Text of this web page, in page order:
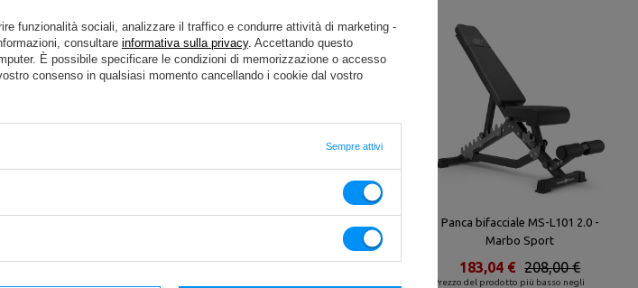
149,00 €
126,65 €
MH-L116 - Marbo Sport
119,89 €
101,91 €
Panca bifacciale MS-L101 2.0 -
Marbo Sport
Prezzo del prodotto più basso negli
208,00 €
183,04 €
funzionalità sociali, analizzare il traffico e condurre attività di marketing -
consultare informativa sulla privacy. Accettando questo
È possibile specificare le condizioni di memorizzazione o accesso
consenso in qualsiasi momento cancellando i cookie dal vostro
Sempre attivi